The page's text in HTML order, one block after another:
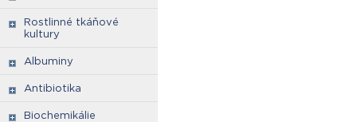
Rostlinné tkáňové
kultury
Albuminy
Antibiotika
Biochemikálie